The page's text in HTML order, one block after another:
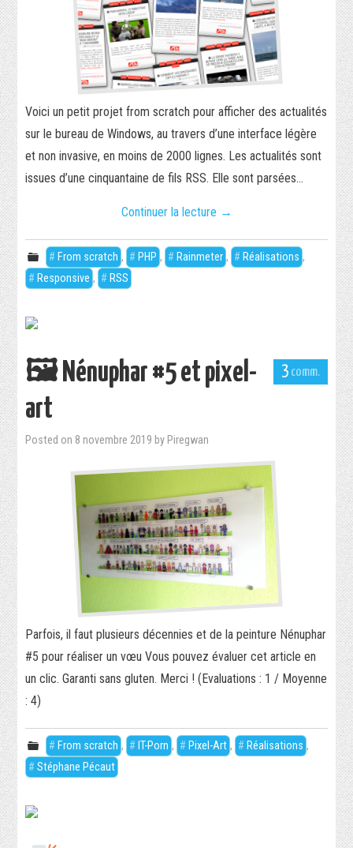
Voici un petit projet from scratch pour afficher des actualités
sur le bureau de Windows, au travers d’une interface légère
et non invasive, en moins de 2000 lignes. Les actualités sont
issues d’une cinquantaine de fils RSS. Elle sont parsées…
Continuer la lecture →
From scratch , PHP , Rainmeter , Réalisations ,
Responsive , RSS
3
🖼 Nénuphar #5 et pixel-
art
Posted on 8 novembre 2019 by Piregwan
Parfois, il faut plusieurs décennies et de la peinture Nénuphar
#5 pour réaliser un vœu Vous pouvez évaluer cet article en
un clic. Garanti sans gluten. Merci ! (Evaluations : 1 / Moyenne
: 4)
From scratch , IT-Porn , Pixel-Art , Réalisations ,
Stéphane Pécaut